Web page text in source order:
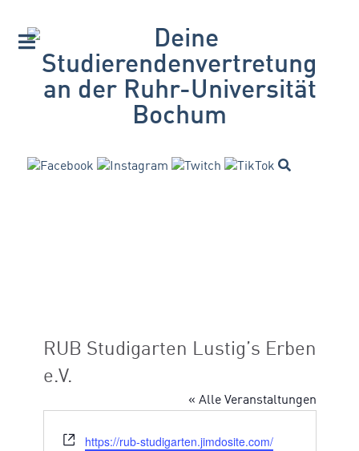
RUB Studigarten Lustig’s Erben
e.V.
« Alle Veranstaltungen
Webseite
https://rub-studigarten.jimdosite.com/